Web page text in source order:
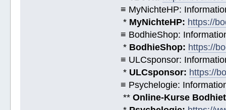
≡ MyNichteHP:
* MyNichteHP: https://
≡ BodhieShop:
* BodhieShop: https://
≡ ULCsponsor:
* ULCsponsor: https://
≡ Psychelogie:
**Online-Kurse